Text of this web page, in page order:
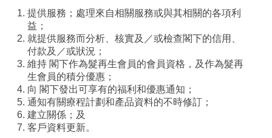
提供服務；處理來自相關服務或與其相關的各項利
益；
就提供服務而分析、核實及／或檢查閣下的信用、
付款及／或狀況；
維持 閣下作為髮再生會員的會員資格，及作為髮再
生會員的積分優惠；
向 閣下發出可享有的福利和優惠通知；
通知有關療程計劃和產品資料的不時修訂；
建立關係；及
客戶資料更新。